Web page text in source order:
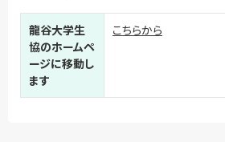
龍谷大学生
協のホームペ
ージに移動し
ます
こちらから